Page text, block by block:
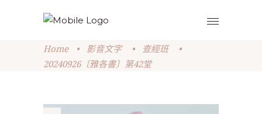
Home • 影音文字 • 查經班
•
20240926〔雅各書〕第42堂